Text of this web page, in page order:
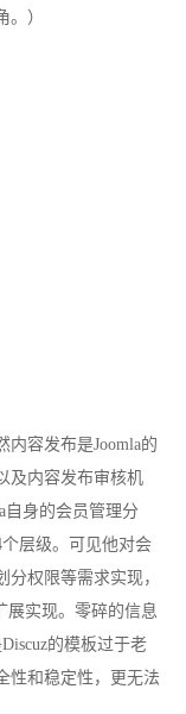
）
容发布是Joomla的
及内容发布审核机
自身的会员管理分
层级。可见他对会
权限等需求实现，
展实现。零碎的信息
的模板过于老
性和稳定性，更无法